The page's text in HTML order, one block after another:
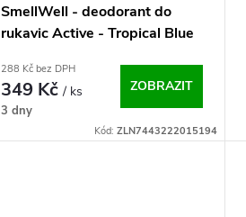
SmellWell - deodorant do
rukavic Active - Tropical Blue
288 Kč bez DPH
349 Kč/ ks
3 dny
ZOBRAZIT
Kód:ZLN7443222015194